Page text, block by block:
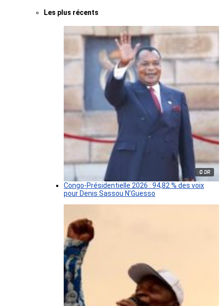
Les plus récents
© DR
Congo-Présidentielle 2026 : 94,82 % des voix
pour Denis Sassou N’Guesso